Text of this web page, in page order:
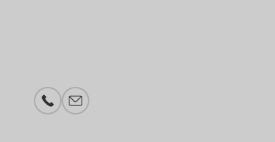
Telefonnummer
Lägg till e-post